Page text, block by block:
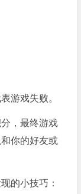
游戏失败。
，最终游戏
你的好友或
的小技巧：